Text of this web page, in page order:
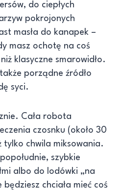
do ciepłych
pokrojonych
masła do kanapek –
masz ochotę na coś
klasyczne smarowidło.
porządne źródło
syci.
Cała robota
czosnku (około 30
tylko chwila miksowania.
szybkie
albo do lodówki „na
chciała mieć coś